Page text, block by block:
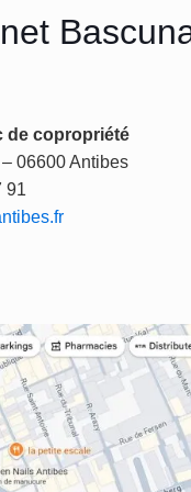
de copropriété
06600 Antibes
91